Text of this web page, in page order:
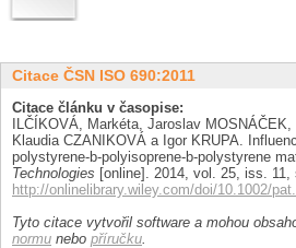
Citace ČSN ISO 690:2011
Citace článku v časopise:
ILČÍKOVÁ, Markéta, Jaroslav
Klaudia CZANIKOVÁ a Igor KRUPA.
polystyrene-b-polyisoprene-b-polystyrene
Technologies [online]. 2014, vol. 25, iss.
http://onlinelibrary.wiley.com/doi/10.1002/
Tyto citace vytvořil software a mohou
normu nebo příručku.